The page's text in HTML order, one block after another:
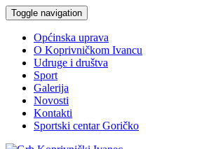
Toggle navigation
Općinska uprava
O Koprivničkom Ivancu
Udruge i društva
Sport
Galerija
Novosti
Kontakti
Sportski centar Goričko